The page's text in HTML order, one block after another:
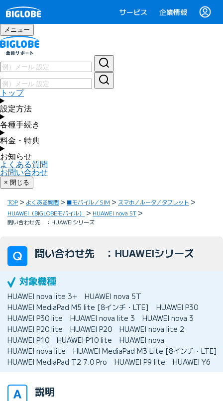
サービス 企業情報
メニュー
トップ
設定方法
各種手続き
料金・特典
お知らせ
よくある質問
お問い合わせ
× 閉じる
TOP よくある質問 ■モバイル／SIM
スマホ／ルータ／タブレット
HUAWEI（BIGLOBEモバイル）
HUAWEI nova 5T
問い合わせ先 ：HUAWEIシリーズ
問い合わせ先 ：HUAWEIシリーズ
HUAWEI nova lite 3+
HUAWEI nova 5T
HUAWEI MediaPad M5 lite [8インチ・LTE]
HUAWEI P30
HUAWEI P30 lite
HUAWEI nova lite 3
HUAWEI nova 3
HUAWEI P20 lite
HUAWEI P20
HUAWEI nova lite 2
HUAWEI P10
HUAWEI P10 lite
HUAWEI nova
HUAWEI nova lite
HUAWEI MediaPad M3 Lite [8インチ・LTE]
HUAWEI MediaPad T2 7.0 Pro
HUAWEI P9 lite HUAWEI Y6
説明